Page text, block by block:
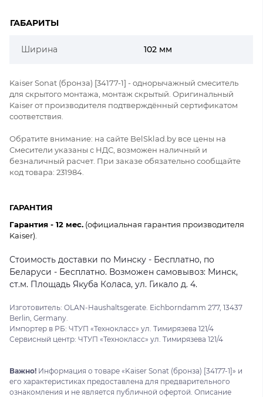
ГАБАРИТЫ
Ширина 102 мм
Kaiser Sonat (бронза) [34177-1] - однорычажный смеситель
для скрытого монтажа, монтаж скрытый. Оригинальный
Kaiser от производителя подтверждённый сертификатом
соответствия.
Обратите внимание: на сайте BelSklad.by все цены на
Смесители указаны с НДС, возможен наличный и
безналичный расчет. При заказе обязательно сообщайте
код товара: 231984.
ГАРАНТИЯ
Гарантия - 12 мес. (официальная гарантия производителя
Kaiser).
Стоимость доставки по Минску - Бесплатно, по
Беларуси - Бесплатно. Возможен самовывоз: Минск,
ст.м. Площадь Якуба Коласа, ул. Гикало д. 4.
Изготовитель: OLAN-Haushaltsgerate. Eichborndamm 277, 13437
Berlin, Germany.
Импортер в РБ: ЧТУП «Технокласс» ул. Тимирязева 121/4
Сервисный центр: ЧТУП «Технокласс» ул. Тимирязева 121/4
Важно! Информация о товаре «Kaiser Sonat (бронза) [34177-1]» и
его характеристиках предоставлена для предварительного
ознакомления и не является публичной офертой. Описание